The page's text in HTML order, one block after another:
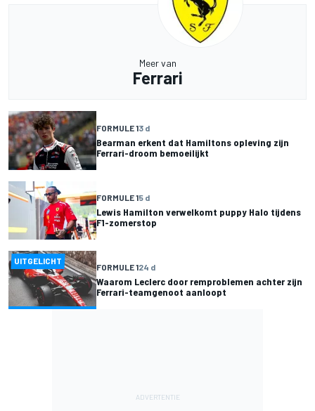
Meer van
Ferrari
FORMULE 13 d
Bearman erkent dat Hamiltons opleving zijn
Ferrari-droom bemoeilijkt
FORMULE 15 d
Lewis Hamilton verwelkomt puppy Halo tijdens
F1-zomerstop
UITGELICHT
FORMULE 124 d
Waarom Leclerc door remproblemen achter zijn
Ferrari-teamgenoot aanloopt